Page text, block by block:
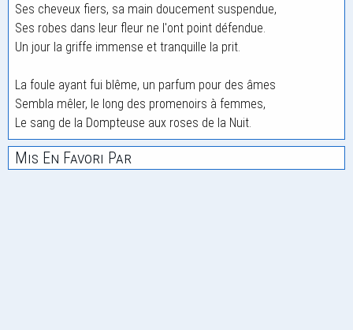
Ses cheveux fiers, sa main doucement suspendue,
Ses robes dans leur fleur ne l'ont point défendue.
Un jour la griffe immense et tranquille la prit.
La foule ayant fui blême, un parfum pour des âmes
Sembla mêler, le long des promenoirs à femmes,
Le sang de la Dompteuse aux roses de la Nuit.
Mis En Favori Par